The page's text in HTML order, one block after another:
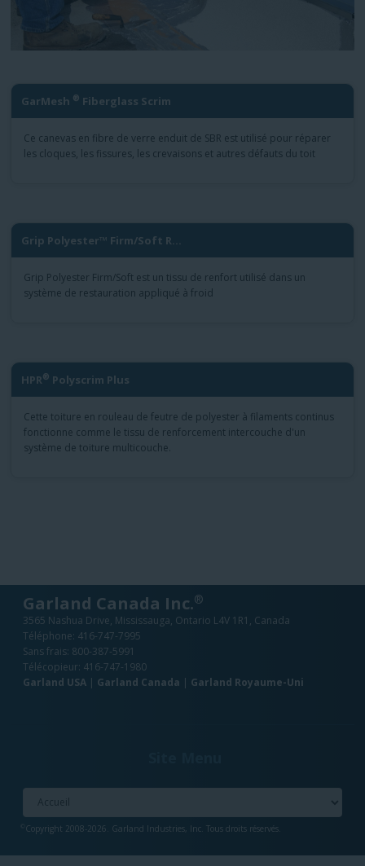
GarMesh ® Fiberglass Scrim
Ce canevas en fibre de verre enduit de SBR est utilisé pour réparer
les cloques, les fissures, les crevaisons et autres défauts du toit
Grip Polyester™ Firm/Soft R...
Grip Polyester Firm/Soft est un tissu de renfort utilisé dans un
système de restauration appliqué à froid
HPR® Polyscrim Plus
Cette toiture en rouleau de feutre de polyester à filaments continus
fonctionne comme le tissu de renforcement intercouche d'un
système de toiture multicouche.
Garland Canada Inc.®
3565 Nashua Drive, Mississauga, Ontario L4V 1R1, Canada
Téléphone: 416-747-7995
Sans frais: 800-387-5991
Télécopieur: 416-747-1980
Garland USA| Garland Canada | Garland Royaume-Uni
Copyright 2008-2026. Garland Industries, Inc. Tous droits réservés.